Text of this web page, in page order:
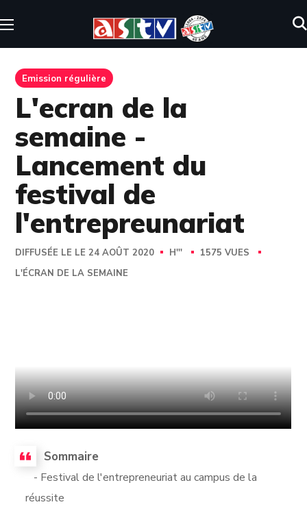
Emission régulière
L'ecran de la
semaine -
Lancement du
festival de
l'entrepreunariat
DIFFUSÉE LE LE 24 AOÛT 2020 H'''
1575 VUES
L'ÉCRAN DE LA SEMAINE
Sommaire
- Festival de l'entrepreneuriat au campus de la
réussite